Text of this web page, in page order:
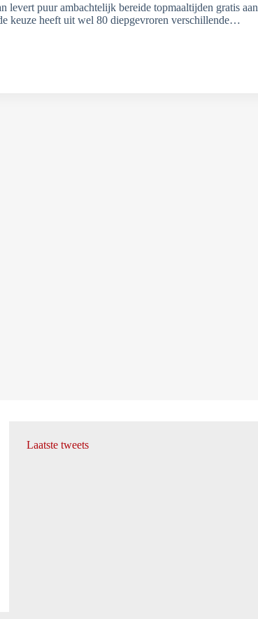
levert puur ambachtelijk bereide topmaaltijden gratis aan
keuze heeft uit wel 80 diepgevroren verschillende…
Laatste tweets